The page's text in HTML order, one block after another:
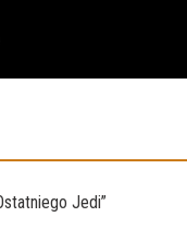
Jedi”